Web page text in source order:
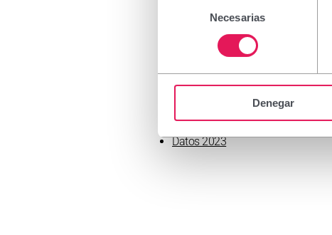
consentimiento
Necesarias
Denegar
El laboratorio ha adoptado niveles
Nota metodológica 2025
Datos 2024
Datos 2023